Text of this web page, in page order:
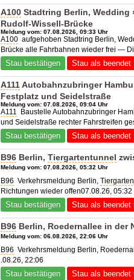
A100 Stadtring Berlin, Wedding
Rudolf-Wissell-Brücke
Meldung vom: 07.08.2026, 09:33 Uhr
A100 aufgehoben Stadtring Berlin,
Brücke alle Fahrbahnen wieder frei —
Stau bestätigen Stau als beendet
A111Autobahnzubringer
Festplatz und Seidelstraße
Meldung vom: 07.08.2026, 09:04 Uhr
A111 Baustelle Autobahnzubringer
und Seidelstraße rechter Fahrstreifen
Stau bestätigen Stau als beendet
B96 Berlin, Tiergartentunnel
Meldung vom: 07.08.2026, 05:32 Uhr
B96 Verkehrsmeldung Berlin,
Richtungen wieder offen07.08.26, 05:32
Stau bestätigen Stau als beendet
B96 Berlin, Roedernallee in der
Meldung vom: 06.08.2026, 22:06 Uhr
B96 Verkehrsmeldung Berlin,
.08.26, 22:06
Stau bestätigen Stau als beendet